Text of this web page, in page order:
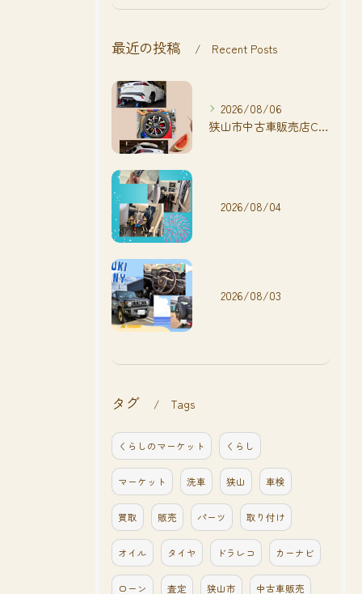
最近の投稿 Recent Posts
2026/08/06
狭山市中古車販売店CarShop FACT.🚗
2026/08/04
2026/08/03
タグ Tags
くらしのマーケット くらし
マーケット 洗車 狭山 車検
買取 販売 パーツ 取り付け
オイル タイヤ ドラレコ カーナビ
ローン 査定 狭山市 中古車販売